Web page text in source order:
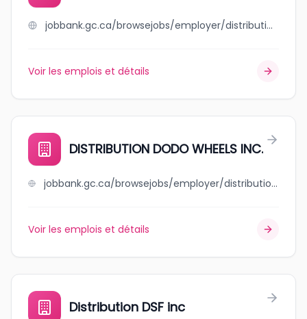
jobbank.gc.ca/browsejobs/employer/distribution+crane/ca
Voir les emplois et détails
DISTRIBUTION DODO WHEELS INC.
jobbank.gc.ca/browsejobs/employer/distribution+dodo+wheels+inc./ca
Voir les emplois et détails
Distribution DSF inc